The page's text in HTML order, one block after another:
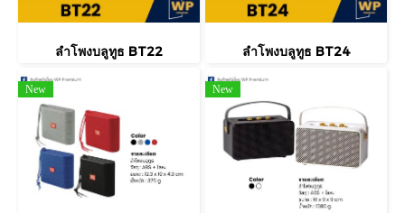
ลำโพงบลูทูธ BT22 ลำโพงบลูทูธ BT24
New New